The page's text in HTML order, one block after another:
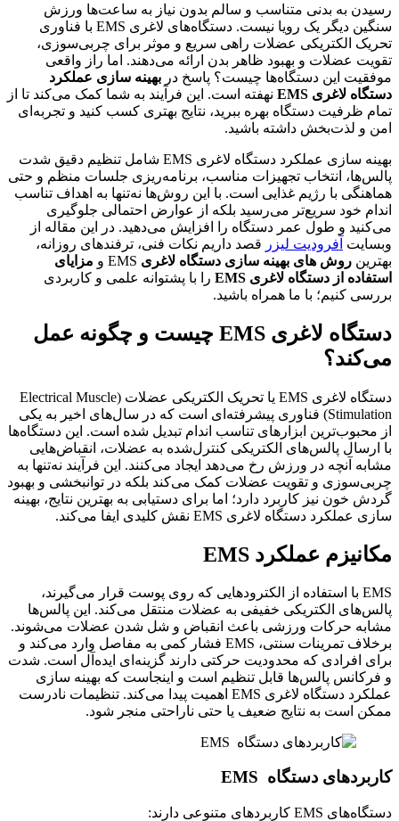
رسیدن به بدنی متناسب و سالم بدون نیاز به ساعت‌ها ورزش
سنگین دیگر یک رویا نیست. دستگاه‌های لاغری EMS با فناوری
تحریک الکتریکی عضلات راهی سریع و موثر برای چربی‌سوزی،
تقویت عضلات و بهبود ظاهر بدن ارائه می‌دهند. اما راز واقعی
موفقیت این دستگاه‌ها چیست؟ پاسخ در بهینه سازی عملکرد
دستگاه لاغری EMS نهفته است. این فرآیند به شما کمک می‌کند تا از
تمام ظرفیت دستگاه بهره ببرید، نتایج بهتری کسب کنید و تجربه‌ای
امن و لذت‌بخش داشته باشید.
بهینه سازی عملکرد دستگاه لاغری EMS شامل تنظیم دقیق شدت
پالس‌ها، انتخاب تجهیزات مناسب، برنامه‌ریزی جلسات منظم و حتی
هماهنگی با رژیم غذایی است. با این روش‌ها نه‌تنها به اهداف تناسب
اندام خود سریع‌تر می‌رسید بلکه از عوارض احتمالی جلوگیری
می‌کنید و طول عمر دستگاه را افزایش می‌دهید. در این مقاله از
وبسایت آفرودیت لیزر قصد داریم نکات فنی، ترفندهای روزانه،
بهترین روش های بهینه سازی دستگاه لاغری EMS و
مزایای
استفاده از دستگاه لاغری EMS را با پشتوانه علمی و کاربردی
بررسی ‌کنیم؛ با ما همراه باشید.
دستگاه لاغری EMS چیست و چگونه عمل
می‌کند؟
دستگاه لاغری EMS یا تحریک الکتریکی عضلات (Electrical Muscle
Stimulation) فناوری پیشرفته‌ای است که در سال‌های اخیر به یکی
از محبوب‌ترین ابزارهای تناسب اندام تبدیل شده است. این دستگاه‌ها
با ارسال پالس‌های الکتریکی کنترل‌شده به عضلات، انقباض‌هایی
مشابه آنچه در ورزش رخ می‌دهد ایجاد می‌کنند. این فرآیند نه‌تنها به
چربی‌سوزی و تقویت عضلات کمک می‌کند بلکه در توانبخشی و بهبود
گردش خون نیز کاربرد دارد؛ اما برای دستیابی به بهترین نتایج، بهینه
سازی عملکرد دستگاه لاغری EMS نقش کلیدی ایفا می‌کند.
مکانیزم عملکرد EMS
EMS با استفاده از الکترودهایی که روی پوست قرار می‌گیرند،
پالس‌های الکتریکی خفیفی به عضلات منتقل می‌کند. این پالس‌ها
مشابه حرکات ورزشی باعث انقباض و شل شدن عضلات می‌شوند.
برخلاف تمرینات سنتی، EMS فشار کمی به مفاصل وارد می‌کند و
برای افرادی که محدودیت حرکتی دارند گزینه‌ای ایده‌آل است. شدت
و فرکانس پالس‌ها قابل تنظیم است و اینجاست که بهینه سازی
عملکرد دستگاه لاغری EMS اهمیت پیدا می‌کند. تنظیمات نادرست
ممکن است به نتایج ضعیف یا حتی ناراحتی منجر شود.
کاربردهای دستگاه EMS
دستگاه‌های EMS کاربردهای متنوعی دارند: